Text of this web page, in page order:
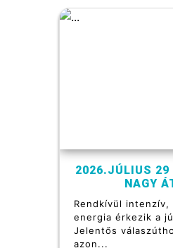
2026.JÚLIUS
NAGY
Rendkívül
energia érkezik a
Jelentős
azon...